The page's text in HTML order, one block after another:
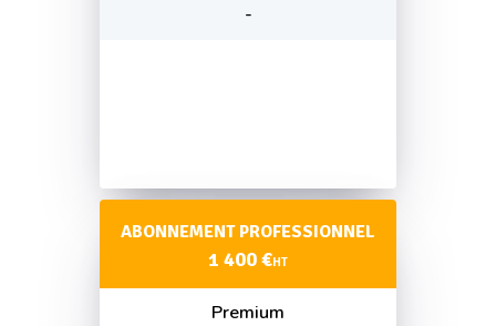
-
ABONNEMENT PROFESSIONNEL
1 400 €HT
Premium